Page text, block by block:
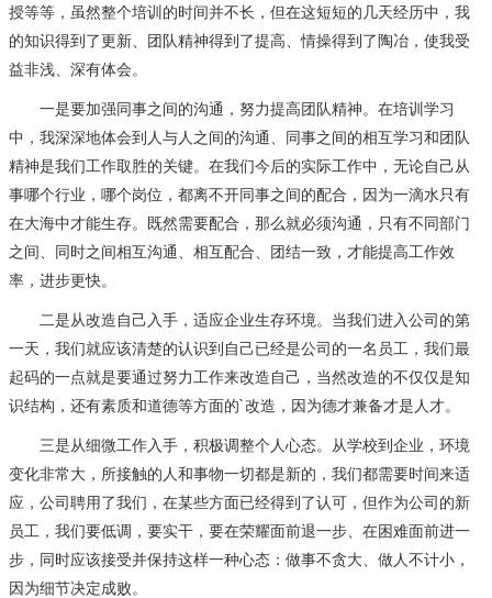
授等等，虽然整个培训的时间并不长，但在这短短的几天经历中，我
的知识得到了更新、团队精神得到了提高、情操得到了陶冶，使我受
益非浅、深有体会。
一是要加强同事之间的沟通，努力提高团队精神。在培训学习
中，我深深地体会到人与人之间的沟通、同事之间的相互学习和团队
精神是我们工作取胜的关键。在我们今后的实际工作中，无论自己从
事哪个行业，哪个岗位，都离不开同事之间的配合，因为一滴水只有
在大海中才能生存。既然需要配合，那么就必须沟通，只有不同部门
之间、同时之间相互沟通、相互配合、团结一致，才能提高工作效
率，进步更快。
二是从改造自己入手，适应企业生存环境。当我们进入公司的第
一天，我们就应该清楚的认识到自己已经是公司的一名员工，我们最
起码的一点就是要通过努力工作来改造自己，当然改造的不仅仅是知
识结构，还有素质和道德等方面的`改造，因为德才兼备才是人才。
三是从细微工作入手，积极调整个人心态。从学校到企业，环境
变化非常大，所接触的人和事物一切都是新的，我们都需要时间来适
应，公司聘用了我们，在某些方面已经得到了认可，但作为公司的新
员工，我们要低调，要实干，要在荣耀面前退一步、在困难面前进一
步，同时应该接受并保持这样一种心态：做事不贪大、做人不计小，
因为细节决定成败。